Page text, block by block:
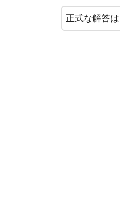
正式な解答